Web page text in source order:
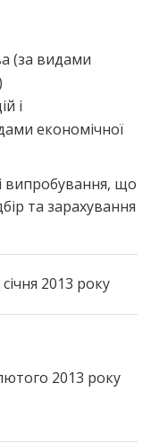
(за видами
і
економічної
випробування, що
та зарахування
січня 2013 року
2013 року